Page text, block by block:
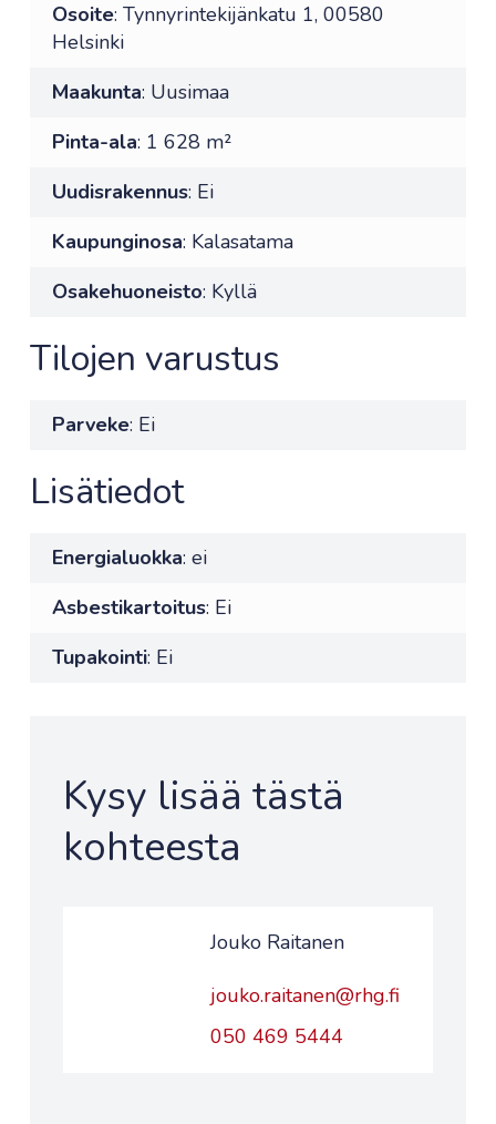
Osoite: Tynnyrintekijänkatu 1, 00580
Helsinki
Maakunta: Uusimaa
Pinta-ala: 1 628 m²
Uudisrakennus: Ei
Kaupunginosa: Kalasatama
Osakehuoneisto: Kyllä
Tilojen varustus
Parveke: Ei
Lisätiedot
Energialuokka: ei
Asbestikartoitus: Ei
Tupakointi: Ei
Kysy lisää tästä
kohteesta
Jouko Raitanen
jouko.raitanen@rhg.fi
050 469 5444